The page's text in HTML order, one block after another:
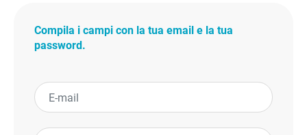
Compila i campi con la tua email e la tua
password.